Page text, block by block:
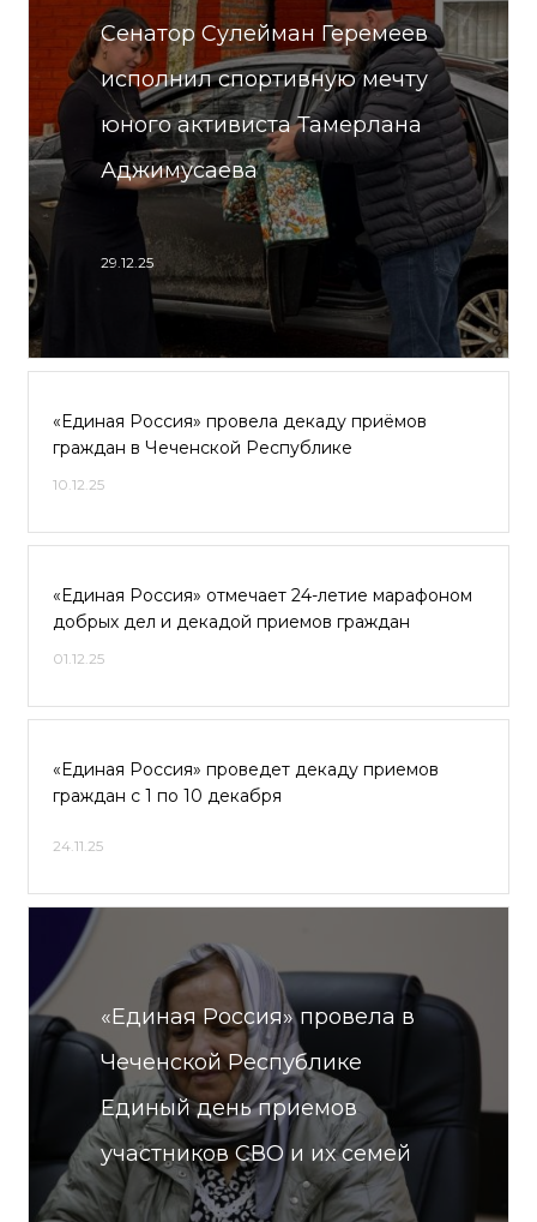
Сенатор Сулейман Геремеев
исполнил спортивную мечту
юного активиста Тамерлана
Аджимусаева
29.12.25
«Единая Россия» провела декаду приёмов
граждан в Чеченской Республике
10.12.25
«Единая Россия» отмечает 24-летие марафоном
добрых дел и декадой приемов граждан
01.12.25
«Единая Россия» проведет декаду приемов
граждан с 1 по 10 декабря
24.11.25
«Единая Россия» провела в
Чеченской Республике
Единый день приемов
участников СВО и их семей